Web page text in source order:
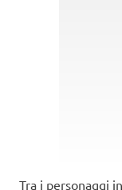
Tra i personaggi